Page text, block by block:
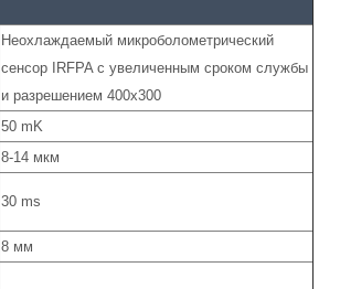
Неохлаждаемый микроболометрический
сенсор IRFPA с увеличенным сроком службы
и разрешением 400х300
50 mK
8-14 мкм
30 ms
8 мм